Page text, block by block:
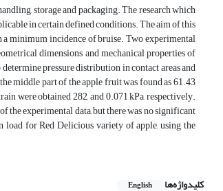
storage and packaging. The research which
in certain defined conditions. The aim of this
a minimum incidence of bruise. Two experimental
dimensions and mechanical properties of
pressure distribution in contact areas and
middle part of the apple fruit was found as 61.43
were obtained 282, and 0.071 kPa, respectively.
the experimental data, but there was no significant
load for Red Delicious variety of apple, using the
کلیدواژه‌ها English